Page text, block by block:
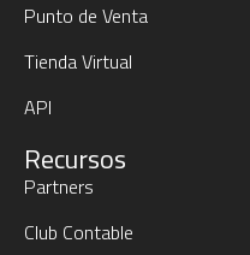
Punto de Venta
Tienda Virtual
API
Recursos
Partners
Club Contable